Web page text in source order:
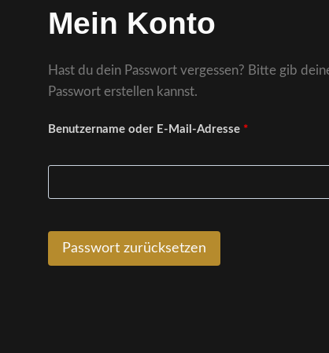
Mein Konto
Hast du dein Passwort vergessen? Bitte gib
Passwort erstellen kannst.
Benutzername oder E-Mail-Adresse *
Passwort zurücksetzen